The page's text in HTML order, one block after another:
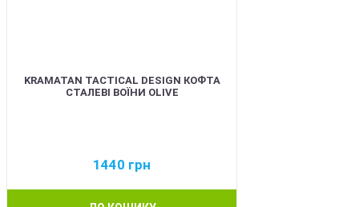
KRAMATAN TACTICAL DESIGN КОФТА
СТАЛЕВІ ВОЇНИ OLIVE
1440 грн